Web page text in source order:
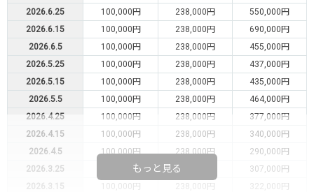
2026.6.25
100,000円 238,000円
550,000円
2026.6.15
100,000円 238,000円
690,000円
2026.6.5
100,000円 238,000円
455,000円
2026.5.25
100,000円 238,000円
437,000円
2026.5.15
100,000円 238,000円
435,000円
2026.5.5
100,000円 238,000円
464,000円
2026.4.25
100,000円 238,000円
377,000円
2026.4.15
100,000円 238,000円
340,000円
2026.4.5
100,000円 238,000円
290,000円
2026.3.25
100,000円 238,000円
307,000円
2026.3.15
100,000円 238,000円
322,000円
もっと見る